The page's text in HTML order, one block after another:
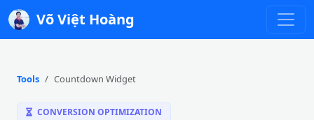
Võ Việt Hoàng
Tools Countdown Widget
CONVERSION OPTIMIZATION